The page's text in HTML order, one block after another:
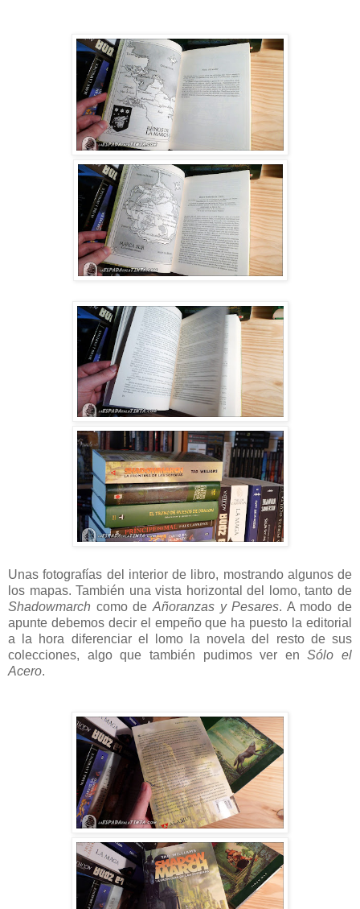
Unas fotografías del interior de libro, mostrando algunos de
los mapas. También una vista horizontal del lomo, tanto de
Shadowmarch como de Añoranzas y Pesares. A modo de
apunte debemos decir el empeño que ha puesto la editorial
a la hora diferenciar el lomo la novela del resto de sus
colecciones, algo que también pudimos ver enSólo el
Acero.